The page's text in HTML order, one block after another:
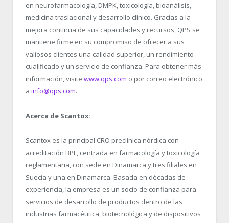
en neurofarmacología, DMPK, toxicología, bioanálisis,
medicina traslacional y desarrollo clínico. Gracias a la
mejora continua de sus capacidades y recursos, QPS se
mantiene firme en su compromiso de ofrecer a sus
valiosos clientes una calidad superior, un rendimiento
cualificado y un servicio de confianza. Para obtener más
información, visite www.qps.com o por correo electrónico
a info@qps.com.
Acerca de Scantox:
Scantox es la principal CRO preclínica nórdica con
acreditación BPL, centrada en farmacología y toxicología
reglamentaria, con sede en Dinamarca y tres filiales en
Suecia y una en Dinamarca. Basada en décadas de
experiencia, la empresa es un socio de confianza para
servicios de desarrollo de productos dentro de las
industrias farmacéutica, biotecnológica y de dispositivos